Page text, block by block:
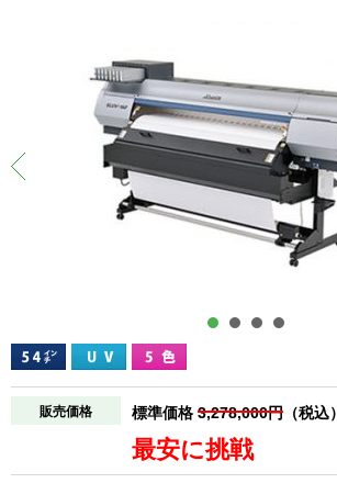
販売価格 標準価格 3,278,000円 （税込）
最安に挑戦